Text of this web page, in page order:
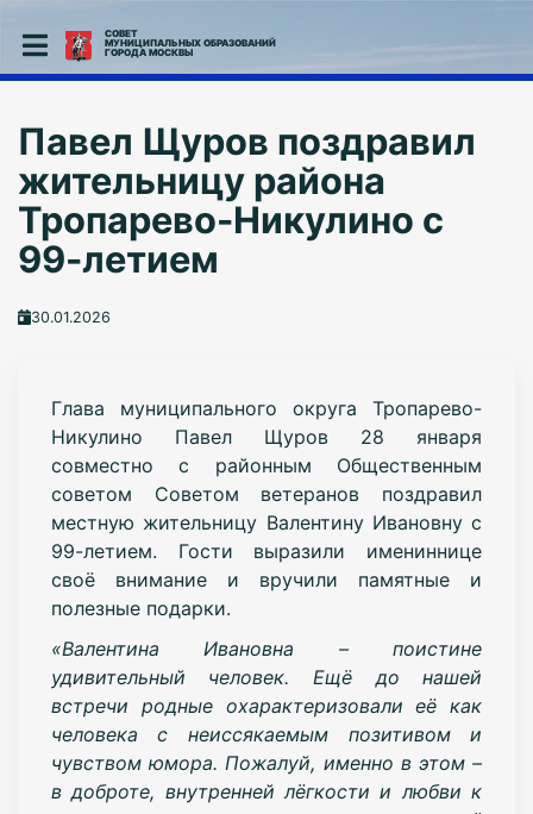
СОВЕТ
МУНИЦИПАЛЬНЫХ ОБРАЗОВАНИЙ
ГОРОДА МОСКВЫ
Павел Щуров поздравил
жительницу района
Тропарево-Никулино с
99-летием
30.01.2026
Глава муниципального округа Тропарево-
Никулино Павел Щуров 28 января
совместно с районным Общественным
советом Советом ветеранов поздравил
местную жительницу Валентину Ивановну с
99-летием. Гости выразили имениннице
своё внимание и вручили памятные и
полезные подарки.
«Валентина Ивановна – поистине
удивительный человек. Ещё до нашей
встречи родные охарактеризовали её как
человека с неиссякаемым позитивом и
чувством юмора. Пожалуй, именно в этом –
в доброте, внутренней лёгкости и любви к